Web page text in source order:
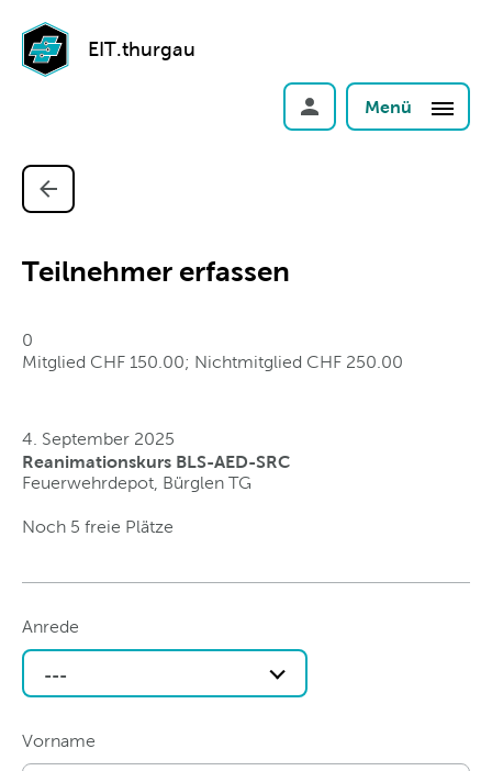
EIT.thurgau
Menü
Teilnehmer erfassen
0
Mitglied CHF 150.00; Nichtmitglied CHF 250.00
4. September 2025
Reanimationskurs BLS-AED-SRC
Feuerwehrdepot, Bürglen TG
Noch 5 freie Plätze
Anrede
---
Vorname